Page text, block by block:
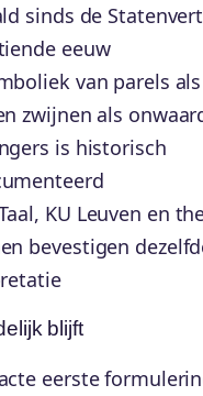
sinds de
eeuw
van parels
zwijnen als
is historisch
KU Leuven en
bevestigen
blijft
eerste